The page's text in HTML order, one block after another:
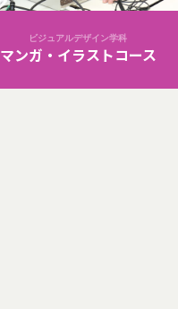
ビジュアルデザイン学科
マンガ・イラストコース